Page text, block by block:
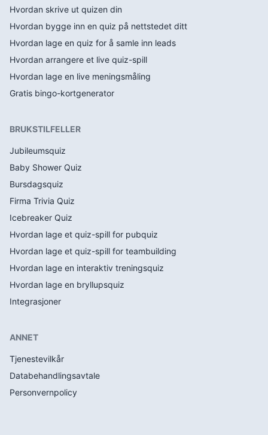
Hvordan skrive ut quizen din
Hvordan bygge inn en quiz på nettstedet ditt
Hvordan lage en quiz for å samle inn leads
Hvordan arrangere et live quiz-spill
Hvordan lage en live meningsmåling
Gratis bingo-kortgenerator
BRUKSTILFELLER
Jubileumsquiz
Baby Shower Quiz
Bursdagsquiz
Firma Trivia Quiz
Icebreaker Quiz
Hvordan lage et quiz-spill for pubquiz
Hvordan lage et quiz-spill for teambuilding
Hvordan lage en interaktiv treningsquiz
Hvordan lage en bryllupsquiz
Integrasjoner
ANNET
Tjenestevilkår
Databehandlingsavtale
Personvernpolicy